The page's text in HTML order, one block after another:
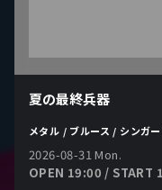
夏の最終兵器
メタル / ブルース / シンガ
2026-08-31 Mon.
OPEN 19:00 / START